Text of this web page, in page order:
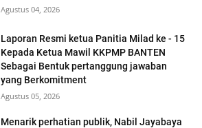
Agustus 04, 2026
Laporan Resmi ketua Panitia Milad ke - 15
Kepada Ketua Mawil KKPMP BANTEN
Sebagai Bentuk pertanggung jawaban
yang Berkomitment
Agustus 05, 2026
Menarik perhatian publik, Nabil Jayabaya